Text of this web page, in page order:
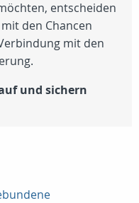
entscheiden
den Chancen
mit den
und sichern